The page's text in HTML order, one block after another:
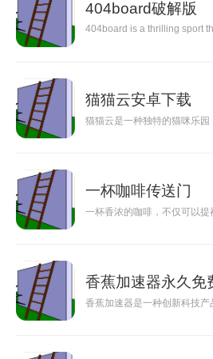
404board破解版
404board is a thrilling sport
猫猫云安卓下载
猫猫云是一种独特的猫咪乐
一杯咖啡传送门
一杯香浓的咖啡，不仅可以
香蕉加速器永久免
香蕉加速器是一种创新科技